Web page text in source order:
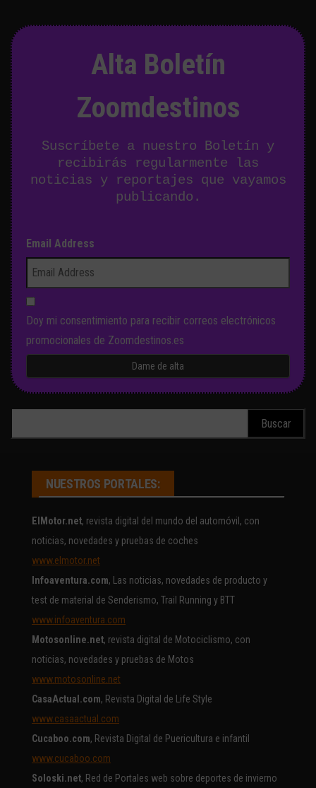
Alta Boletín
Zoomdestinos
Suscríbete a nuestro Boletín y
recibirás regularmente las
noticias y reportajes que vayamos
publicando.
Email Address
Doy mi consentimiento para recibir correos electrónicos
promocionales de Zoomdestinos.es
NUESTROS PORTALES:
ElMotor.net, revista digital del mundo del automóvil, con
noticias, novedades y pruebas de coches
www.elmotor.net
Infoaventura.com, Las noticias, novedades de producto y
test de material de Senderismo, Trail Running y BTT
www.infoaventura.com
Motosonline.net, revista digital de Motociclismo, con
noticias, novedades y pruebas de Motos
www.motosonline.net
CasaActual.com, Revista Digital de Life Style
www.casaactual.com
Cucaboo.com, Revista Digital de Puericultura e infantil
www.cucaboo.com
Soloski.net, Red de Portales web sobre deportes de invierno